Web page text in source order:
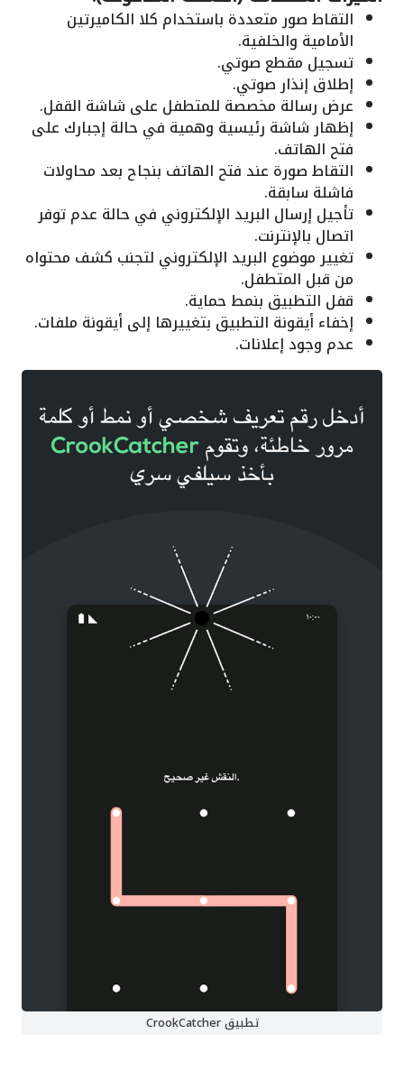
التقاط صور متعددة باستخدام كلا الكاميرتين
الأمامية والخلفية.
تسجيل مقطع صوتي.
إطلاق إنذار صوتي.
عرض رسالة مخصصة للمتطفل على شاشة القفل.
إظهار شاشة رئيسية وهمية في حالة إجبارك على
فتح الهاتف.
التقاط صورة عند فتح الهاتف بنجاح بعد محاولات
فاشلة سابقة.
تأجيل إرسال البريد الإلكتروني في حالة عدم توفر
اتصال بالإنترنت.
تغيير موضوع البريد الإلكتروني لتجنب كشف محتواه
من قبل المتطفل.
قفل التطبيق بنمط حماية.
إخفاء أيقونة التطبيق بتغييرها إلى أيقونة ملفات.
عدم وجود إعلانات.
تطبيق CrookCatcher